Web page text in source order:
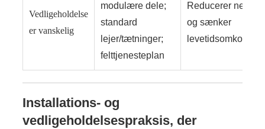
Vedligeholdelse
er vanskelig
modulære dele;
standard
lejer/tætninger;
felttjenesteplan
Reducerer nedetid
og sænker
Installations- og
vedligeholdelsespraksis, der